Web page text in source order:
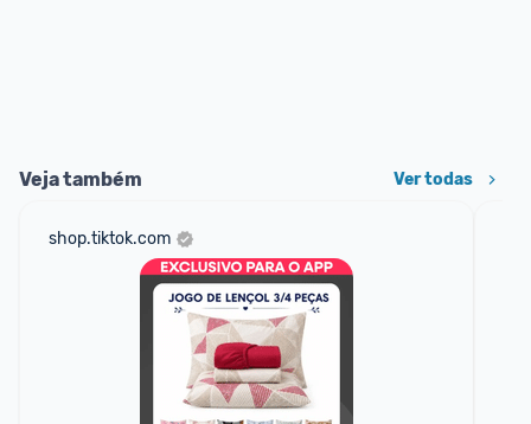
Veja também Ver todas
shop.tiktok.com